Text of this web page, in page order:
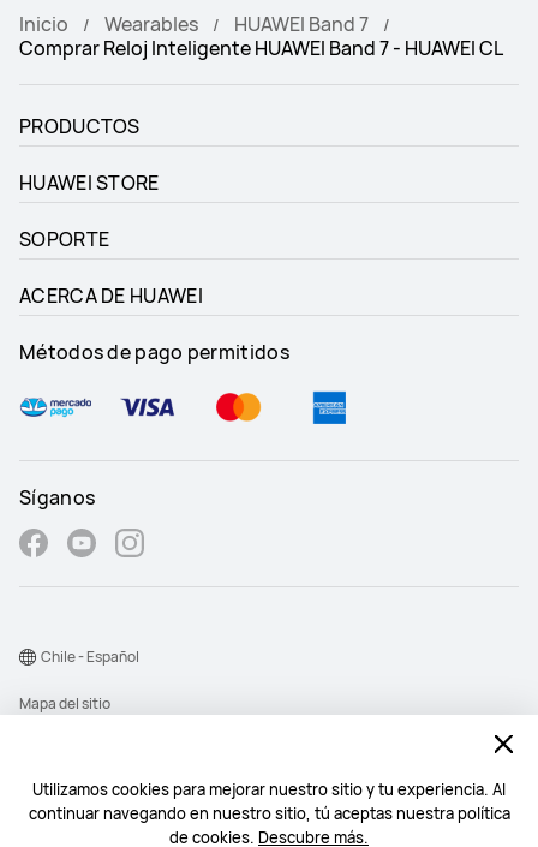
Utilizamos cookies para mejorar nuestro sitio y tu experiencia. Al
continuar navegando en nuestro sitio, tú aceptas nuestra política
de cookies. Descubre más.
Inicio Wearables
HUAWEI Band 7
Comprar Reloj Inteligente HUAWEI Band 7 - HUAWEI CL
PRODUCTOS
HUAWEI STORE
SOPORTE
ACERCA DE HUAWEI
Métodos de pago permitidos
Síganos
Mapa del sitio
Declaración de privacidad
Chile - Español